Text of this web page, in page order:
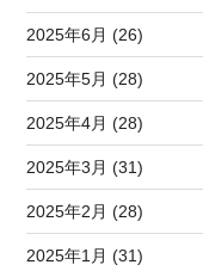
2025年6月 (26)
2025年5月 (28)
2025年4月 (28)
2025年3月 (31)
2025年2月 (28)
2025年1月 (31)